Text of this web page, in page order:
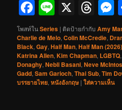
Facebook
Line
X
โพสท์ในSeries | ติดป้ายกำกับ Amy
Charlie de Melo,Colin McCredie,
Black,Gay,Half Man,Half Man (2026)
Katrina Allen,Kim Chapman, LGBTQ
Donaghy,Nebli Basani,Neve
Gadd,Sam Garioch,Thai Sub,Tim
บรรยายไทย,หนังอังกฤษ |ใส่ความเห็น